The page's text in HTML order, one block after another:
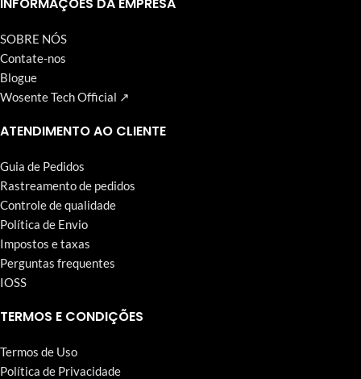
SOBRE NÓS
Contate-nos
Blogue
Wosente Tech Official ↗
ATENDIMENTO AO CLIENTE
Guia de Pedidos
Rastreamento de pedidos
Controle de qualidade
Política de Envio
Impostos e taxas
Perguntas frequentes
IOSS
TERMOS E CONDIÇÕES
Termos de Uso
Política de Privacidade